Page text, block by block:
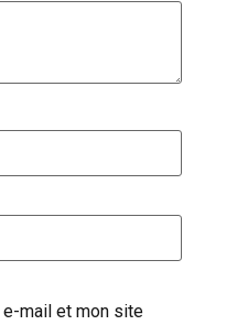
e-mail et mon site